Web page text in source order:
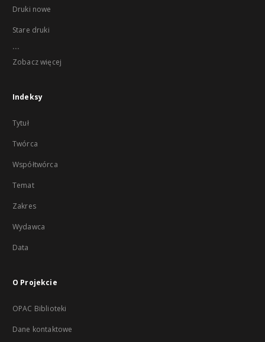
Druki nowe
Stare druki
...
Zobacz więcej
Indeksy
Tytuł
Twórca
Współtwórca
Temat
Zakres
Wydawca
Data
O Projekcie
OPAC Biblioteki
Dane kontaktowe